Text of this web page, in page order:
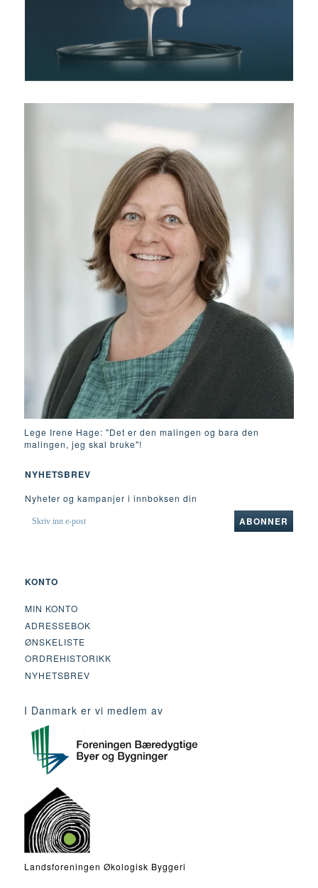
Lege Irene Hage: "Det er den malingen og bara den
malingen, jeg skal bruke"!
NYHETSBREV
Nyheter og kampanjer i innboksen din
SKRIV
INN
ABONNER
KONTO
MIN KONTO
ADRESSEBOK
ØNSKELISTE
ORDREHISTORIKK
NYHETSBREV
I Danmark er vi medlem av
Landsforeningen Økologisk Byggeri